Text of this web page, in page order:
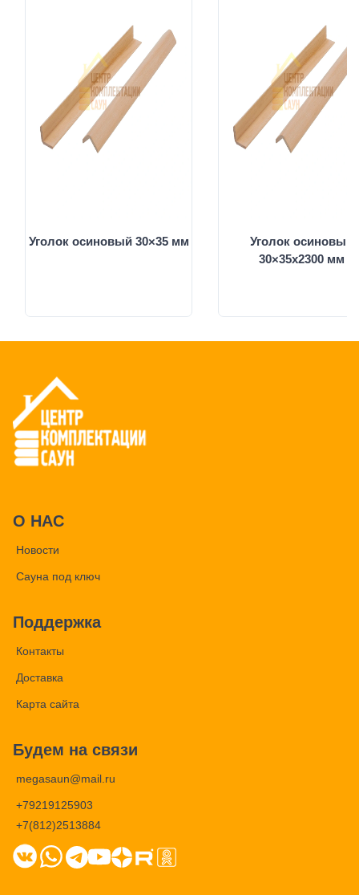
Уголок осиновый 30×35 мм
Уголок осиновый
30×35x2300 мм
О НАС
Новости
Сауна под ключ
Поддержка
Контакты
Доставка
Карта сайта
Будем на связи
megasaun@mail.ru
+79219125903
+7(812)2513884